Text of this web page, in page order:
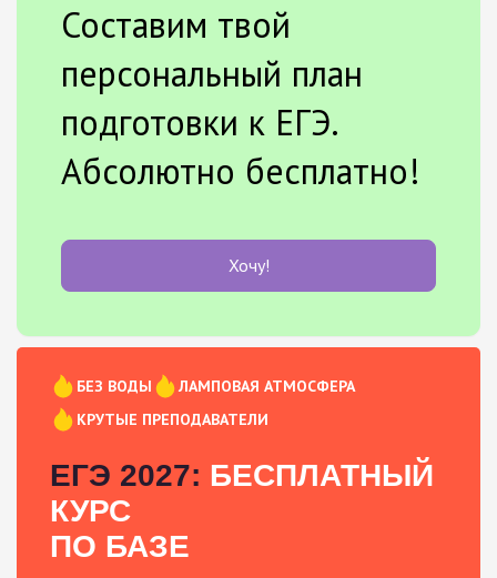
Составим твой
персональный план
подготовки к ЕГЭ.
Абсолютно бесплатно!
Хочу!
БЕЗ ВОДЫ
ЛАМПОВАЯ АТМОСФЕРА
КРУТЫЕ ПРЕПОДАВАТЕЛИ
ЕГЭ 2027: БЕСПЛАТНЫЙ
КУРС
ПО БАЗЕ